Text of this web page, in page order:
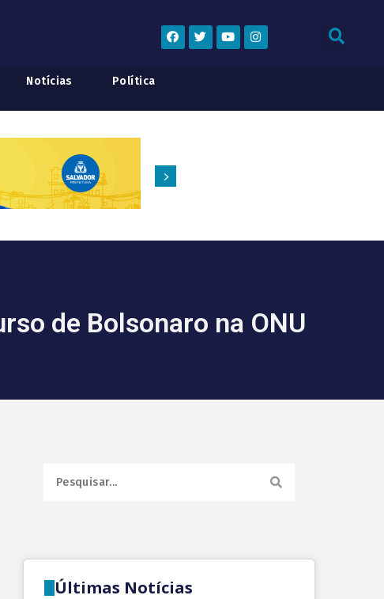
Notícias Política
de Bolsonaro na ONU
Últimas Notícias